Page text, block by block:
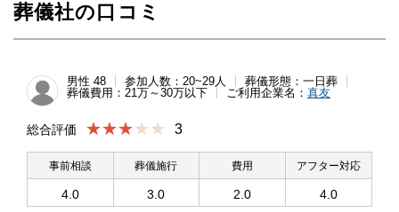
葬儀社の口コミ
男性 48 参加人数：20~29人
葬儀形態：一日葬
葬儀費用：21万～30万以下
ご利用企業名： 真友
総合評価 ★★★ 3
事前相談
4.0
葬儀施行
3.0
費用
2.0
アフター対応
4.0